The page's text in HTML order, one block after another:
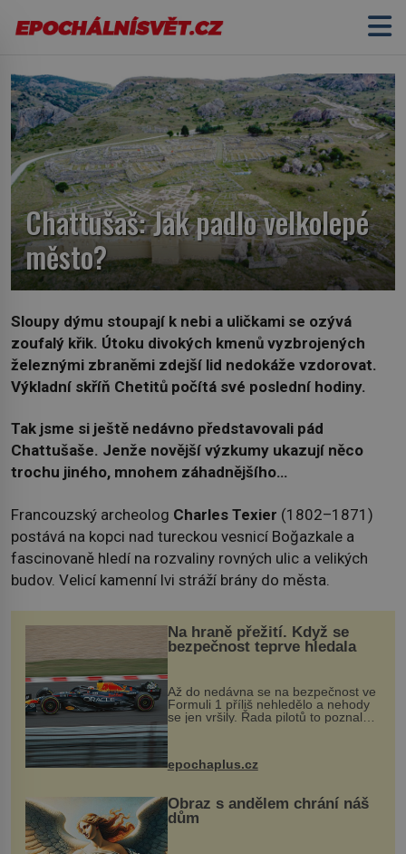
Chattušaš: Jak padlo velkolepé
město?
Sloupy dýmu stoupají k nebi a uličkami se ozývá
zoufalý křik. Útoku divokých kmenů vyzbrojených
železnými zbraněmi zdejší lid nedokáže vzdorovat.
Výkladní skříň Chetitů počítá své poslední hodiny.
Tak jsme si ještě nedávno představovali pád
Chattušaše. Jenže novější výzkumy ukazují něco
trochu jiného, mnohem záhadnějšího…
Francouzský archeolog Charles Texier (1802–1871)
postává na kopci nad tureckou vesnicí Boğazkale a
fascinovaně hledí na rozvaliny rovných ulic a velikých
budov. Velicí kamenní lvi stráží brány do města.
Na hraně přežití. Když se
bezpečnost teprve hledala
Až do nedávna se na bezpečnost ve
Formuli 1 příliš nehledělo a nehody
se jen vršily. Řada pilotů to poznala
na vlastní kůži, často s trvalými
následky nebo bohužel i ztrátou
života. Dnes nepochopiteln...
epochaplus.cz
Obraz s andělem chrání náš
dům